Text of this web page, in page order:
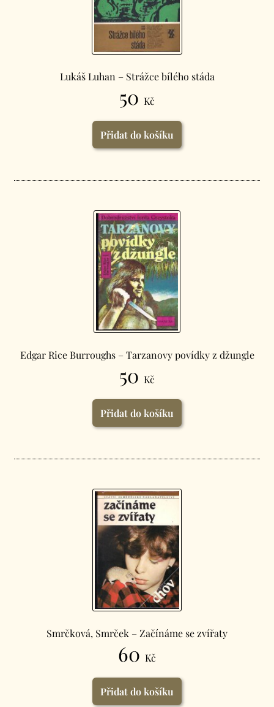
Lukáš Luhan – Strážce bílého stáda
50 Kč
Přidat do košíku
Edgar Rice Burroughs – Tarzanovy povídky z džungle
50 Kč
Přidat do košíku
Smrčková, Smrček – Začínáme se zvířaty
60 Kč
Přidat do košíku